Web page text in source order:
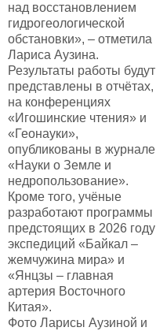
над восстановлением
гидрогеологической
обстановки», – отметила
Лариса Аузина.
Результаты работы будут
представлены в отчётах,
на конференциях
«Игошинские чтения» и
«Геонауки»,
опубликованы в журнале
«Науки о Земле и
недропользование».
Кроме того, учёные
разработают программы
предстоящих в 2026 году
экспедиций «Байкал –
жемчужина мира» и
«Янцзы – главная
артерия Восточного
Китая».
Фото Ларисы Аузиной и